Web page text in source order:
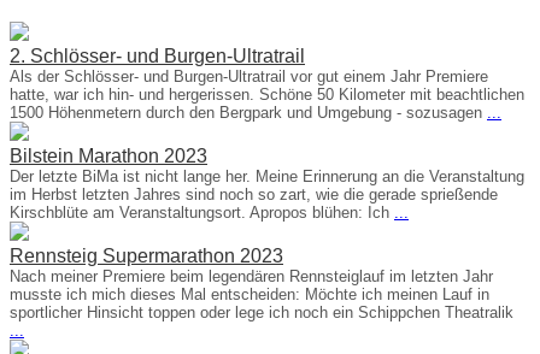
2. Schlösser- und Burgen-Ultratrail
Als der Schlösser- und Burgen-Ultratrail vor gut einem Jahr Premiere
hatte, war ich hin- und hergerissen. Schöne 50 Kilometer mit beachtlichen
1500 Höhenmetern durch den Bergpark und Umgebung - sozusagen
Bilstein Marathon 2023
Der letzte BiMa ist nicht lange her. Meine Erinnerung an die Veranstaltung
im Herbst letzten Jahres sind noch so zart, wie die gerade sprießende
Kirschblüte am Veranstaltungsort. Apropos blühen: Ich
Rennsteig Supermarathon 2023
Nach meiner Premiere beim legendären Rennsteiglauf im letzten Jahr
musste ich mich dieses Mal entscheiden: Möchte ich meinen Lauf in
sportlicher Hinsicht toppen oder lege ich noch ein Schippchen Theatralik